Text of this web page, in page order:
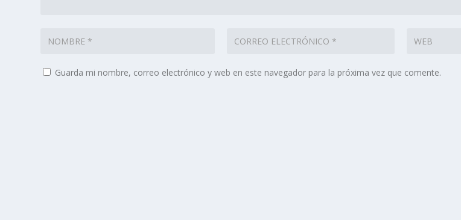
Guarda mi nombre, correo electrónico y web en este navegador para la próxima vez que comente.